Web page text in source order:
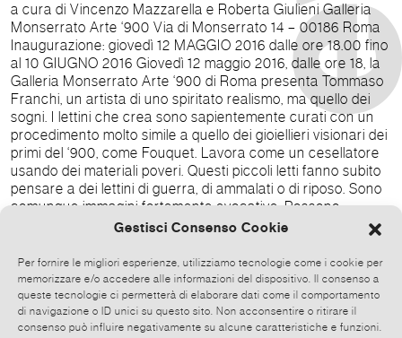
Gestisci Consenso Cookie
Per fornire le migliori esperienze, utilizziamo tecnologie come i cookie per
memorizzare e/o accedere alle informazioni del dispositivo. Il consenso a
queste tecnologie ci permetterà di elaborare dati come il comportamento
di navigazione o ID unici su questo sito. Non acconsentire o ritirare il
consenso può influire negativamente su alcune caratteristiche e funzioni.
a cura di Vincenzo Mazzarella e Roberta Giulieni Galleria
Monserrato Arte ‘900 Via di Monserrato 14 – 00186 Roma
Inaugurazione: giovedì 12 MAGGIO 2016 dalle ore 18.00 fino
al 10 GIUGNO 2016 Giovedì 12 maggio 2016, dalle ore 18, la
Galleria Monserrato Arte ‘900 di Roma presenta Tommaso
Franchi, un artista di uno spiritato realismo, ma quello dei
sogni. I lettini che crea sono sapientemente curati con un
procedimento molto simile a quello dei gioiellieri visionari dei
primi del ‘900, come Fouquet. Lavora come un cesellatore
usando dei materiali poveri. Questi piccoli letti fanno subito
pensare a dei lettini di guerra, di ammalati o di riposo. Sono
comunque immagini fortemente evocative. Possono
ricordare scultori come Zumbo nella serie delle cere del
d'ospedale di Lorenzo Viani, ma loro, queste crisalidi,
dormono. Altri lettini ricordano il riposo e l'archetipo di un
letto antico costruito molte volte con una tensione barocca,
come la Beata Ludovica Albertoni. Questa mostra è
dedicata a Florence Nightingale, una delle ispiratrici della